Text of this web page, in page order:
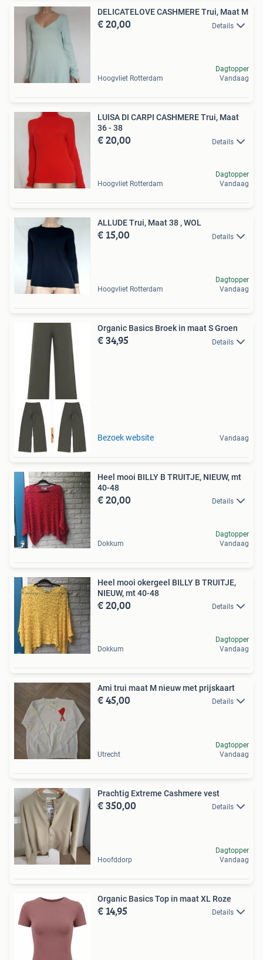
DELICATELOVE CASHMERE Trui, Maat M
€ 20,00 Details
Hoogvliet Rotterdam
Dagtopper
Vandaag
LUISA DI CARPI CASHMERE Trui, Maat
36 - 38
€ 20,00 Details
Hoogvliet Rotterdam
Dagtopper
Vandaag
ALLUDE Trui, Maat 38 , WOL
€ 15,00 Details
Hoogvliet Rotterdam
Dagtopper
Vandaag
Tot 75% voordeel
Organic Basics Broek in maat S Groen
€ 34,95 Details
Bezoek website Vandaag
Heel mooi BILLY B TRUITJE, NIEUW, mt
40-48
€ 20,00 Details
Dokkum
Dagtopper
Vandaag
Heel mooi okergeel BILLY B TRUITJE,
NIEUW, mt 40-48
€ 20,00 Details
Dokkum
Dagtopper
Vandaag
Ami trui maat M nieuw met prijskaart
€ 45,00 Details
Utrecht
Dagtopper
Vandaag
Prachtig Extreme Cashmere vest
€ 350,00 Details
Hoofddorp
Dagtopper
Vandaag
Organic Basics Top in maat XL Roze
€ 14,95 Details